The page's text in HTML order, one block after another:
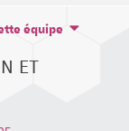
ET
équipe